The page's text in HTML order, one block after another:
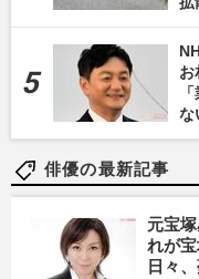
お
な
俳優の最新記事
元宝
れが
日々